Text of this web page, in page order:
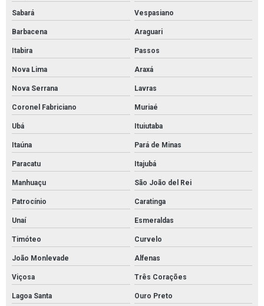
Tubo aço inox preço
Tubos de aço carbono
Tubos de aço carbono preço
Válvula de retenção 2 polegadas preço
Válvula de retenção 4 polegadas flangeada
Válvula globo
Válvula globo em aço inox
Válvulas de segurança
Válvulas de segurança e alívio
Válvulas de segurança pressão
Válvulas em aço inox
Válvulas esfera
Sabará Vespasiano
Barbacena Araguari
Itabira Passos
Nova Lima Araxá
Nova Serrana Lavras
Coronel Fabriciano Muriaé
Ubá Ituiutaba
Itaúna Pará de Minas
Paracatu Itajubá
Manhuaçu São João del Rei
Patrocínio Caratinga
Unaí Esmeraldas
Timóteo Curvelo
João Monlevade Alfenas
Viçosa Três Corações
Lagoa Santa Ouro Preto